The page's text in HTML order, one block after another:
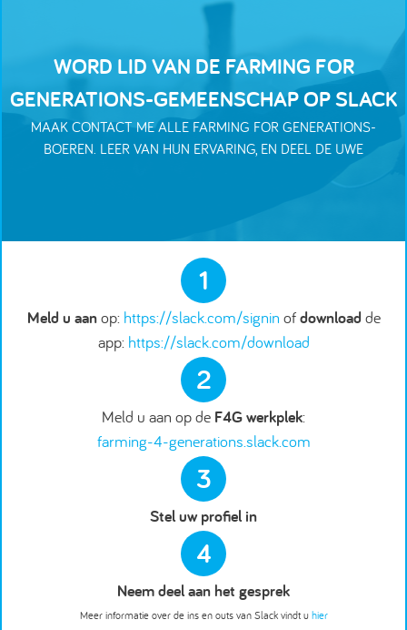
WORD LID VAN DE FARMING FOR
GENERATIONS-GEMEENSCHAP OP SLACK
MAAK CONTACT ME ALLE FARMING FOR GENERATIONS-
BOEREN. LEER VAN HUN ERVARING, EN DEEL DE UWE
1
Meld u aanop: https://slack.com/signin ofdownload de
app: https://slack.com/download
2
Meld u aan op de F4G werkplek:
farming-4-generations.slack.com
3
Stel uw profiel in
4
Neem deel aan het gesprek
Meer informatie over de ins en outs van Slack vindt u hier